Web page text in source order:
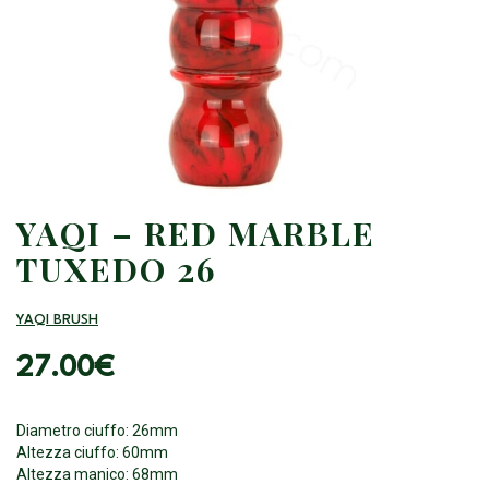
YAQI – RED MARBLE
TUXEDO 26
YAQI BRUSH
Diametro ciuffo: 26mm
Altezza ciuffo: 60mm
Altezza manico: 68mm
27.00€